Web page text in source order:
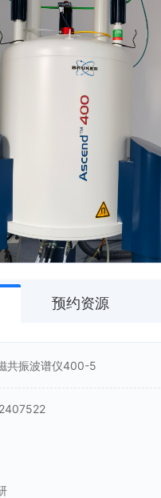
预约资源
共振波谱仪400-5